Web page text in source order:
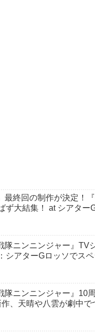
最終回の制作が決定
ず大結集！ at シアタ
隊ニンニンジャー』
シアターGロッソでス
隊ニンニンジャー』10
、天晴や八雲が劇中で